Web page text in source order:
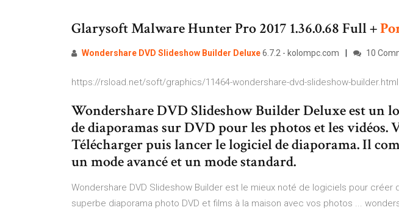
Glarysoft Malware Hunter Pro 2017 1.36.0.68 Full +
Wondershare DVD Slideshow Builder Deluxe6.7.2 - kolompc.com 10
https://rsload.net/soft/graphics/11464-wondershare-dvd-slideshow-builder.html
Wondershare DVD Slideshow Builder Deluxe est un
de diaporamas sur DVD pour les photos et les vidéos.
Télécharger puis lancer le logiciel de diaporama. Il
un mode avancé et un mode standard.
Wondershare DVD Slideshow Builder est le mieux noté de logiciels pour créer
superbe diaporama photo DVD et films à la maison avec vos photos ...